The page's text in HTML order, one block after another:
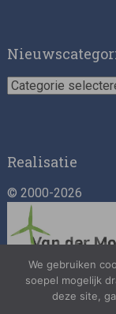
Nieuwscategorieën
Realisatie
© 2000-2026
voorwaarden
Privacybeleid
We gebruiken
soepel mogelijk
deze site,